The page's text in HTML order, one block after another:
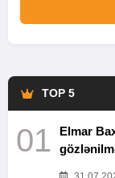
TOP 5
01
Elmar